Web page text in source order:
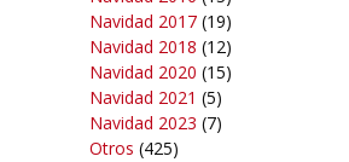
Navidad 2017 (19)
Navidad 2018 (12)
Navidad 2020 (15)
Navidad 2021 (5)
Navidad 2023 (7)
Otros (425)